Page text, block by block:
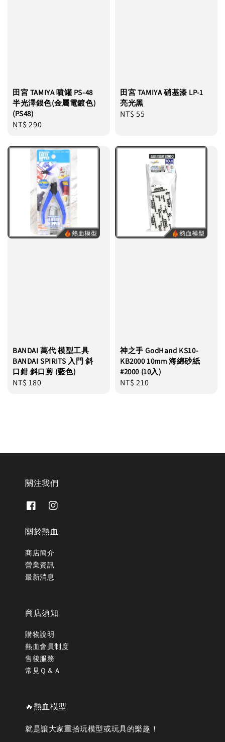
田宮 TAMIYA 噴罐 PS-48
半光澤銀色(金屬電鍍色)
(PS48)
Regular
NT$ 290
田宮 TAMIYA 硝基漆 LP-1
亮光黑
Regular
NT$ 55
BANDAI 萬代 模型工具
BANDAI SPIRITS 入門 斜
口鉗 斜口剪 (藍色)
Regular
NT$ 180
神之手 GodHand KS10-
KB2000 10mm 海綿砂紙
#2000 (10入)
Regular
NT$ 210
關注我們
關於熱血
商店簡介
營業資訊
最新消息
商店須知
購物說明
熱血會員制度
售後服務
常見Ｑ＆Ａ
🔥熱血模型
就是讓大家重拾玩模型或玩具的樂趣！